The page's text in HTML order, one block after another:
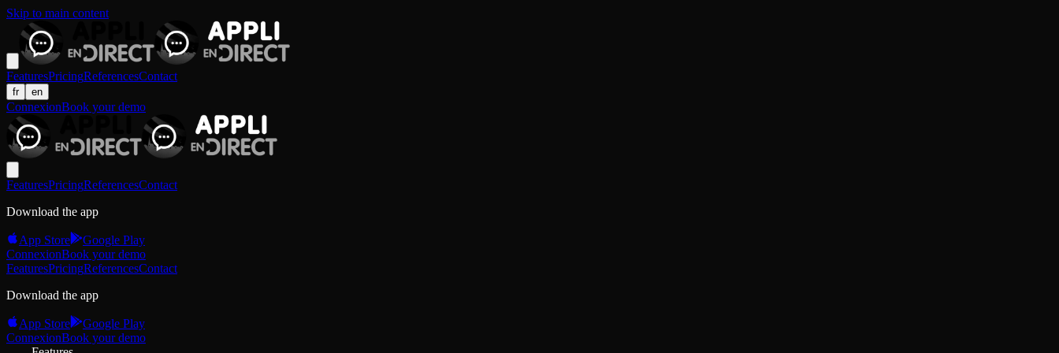
Skip to main content
FeaturesPricingReferencesContact
fr en
ConnexionBook your demo
FeaturesPricingReferencesContact
Download the app
App Store
Google Play
ConnexionBook your demo
FeaturesPricingReferencesContact
Download the app
App Store
Google Play
ConnexionBook your demo